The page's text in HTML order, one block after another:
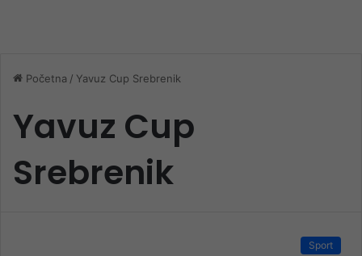
Početna / Yavuz Cup Srebrenik
Yavuz Cup
Srebrenik
Sport